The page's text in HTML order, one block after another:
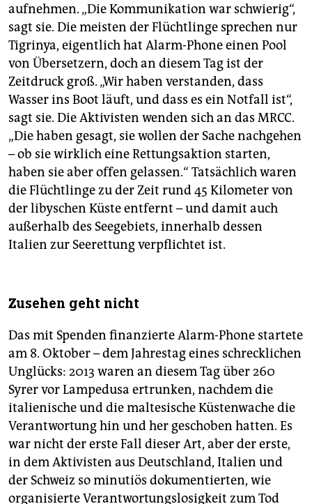
aufnehmen. „Die Kommunikation war schwierig“,
sagt sie. Die meisten der Flüchtlinge sprechen nur
Tigrinya, eigentlich hat Alarm-Phone einen Pool
von Übersetzern, doch an diesem Tag ist der
Zeitdruck groß. „Wir haben verstanden, dass
Wasser ins Boot läuft, und dass es ein Notfall ist“,
sagt sie. Die Aktivisten wenden sich an das MRCC.
„Die haben gesagt, sie wollen der Sache nachgehen
– ob sie wirklich eine Rettungsaktion starten,
haben sie aber offen gelassen.“ Tatsächlich waren
die Flüchtlinge zu der Zeit rund 45 Kilometer von
der libyschen Küste entfernt – und damit auch
außerhalb des Seegebiets, innerhalb dessen
Italien zur Seerettung verpflichtet ist.
Zusehen geht nicht
Das mit Spenden finanzierte Alarm-Phone startete
am 8. Oktober – dem Jahrestag eines schrecklichen
Unglücks: 2013 waren an diesem Tag über 260
Syrer vor Lampedusa ertrunken, nachdem die
italienische und die maltesische Küstenwache die
Verantwortung hin und her geschoben hatten. Es
war nicht der erste Fall dieser Art, aber der erste,
in dem Aktivisten aus Deutschland, Italien und
der Schweiz so minutiös dokumentierten, wie
organisierte Verantwortungslosigkeit zum Tod